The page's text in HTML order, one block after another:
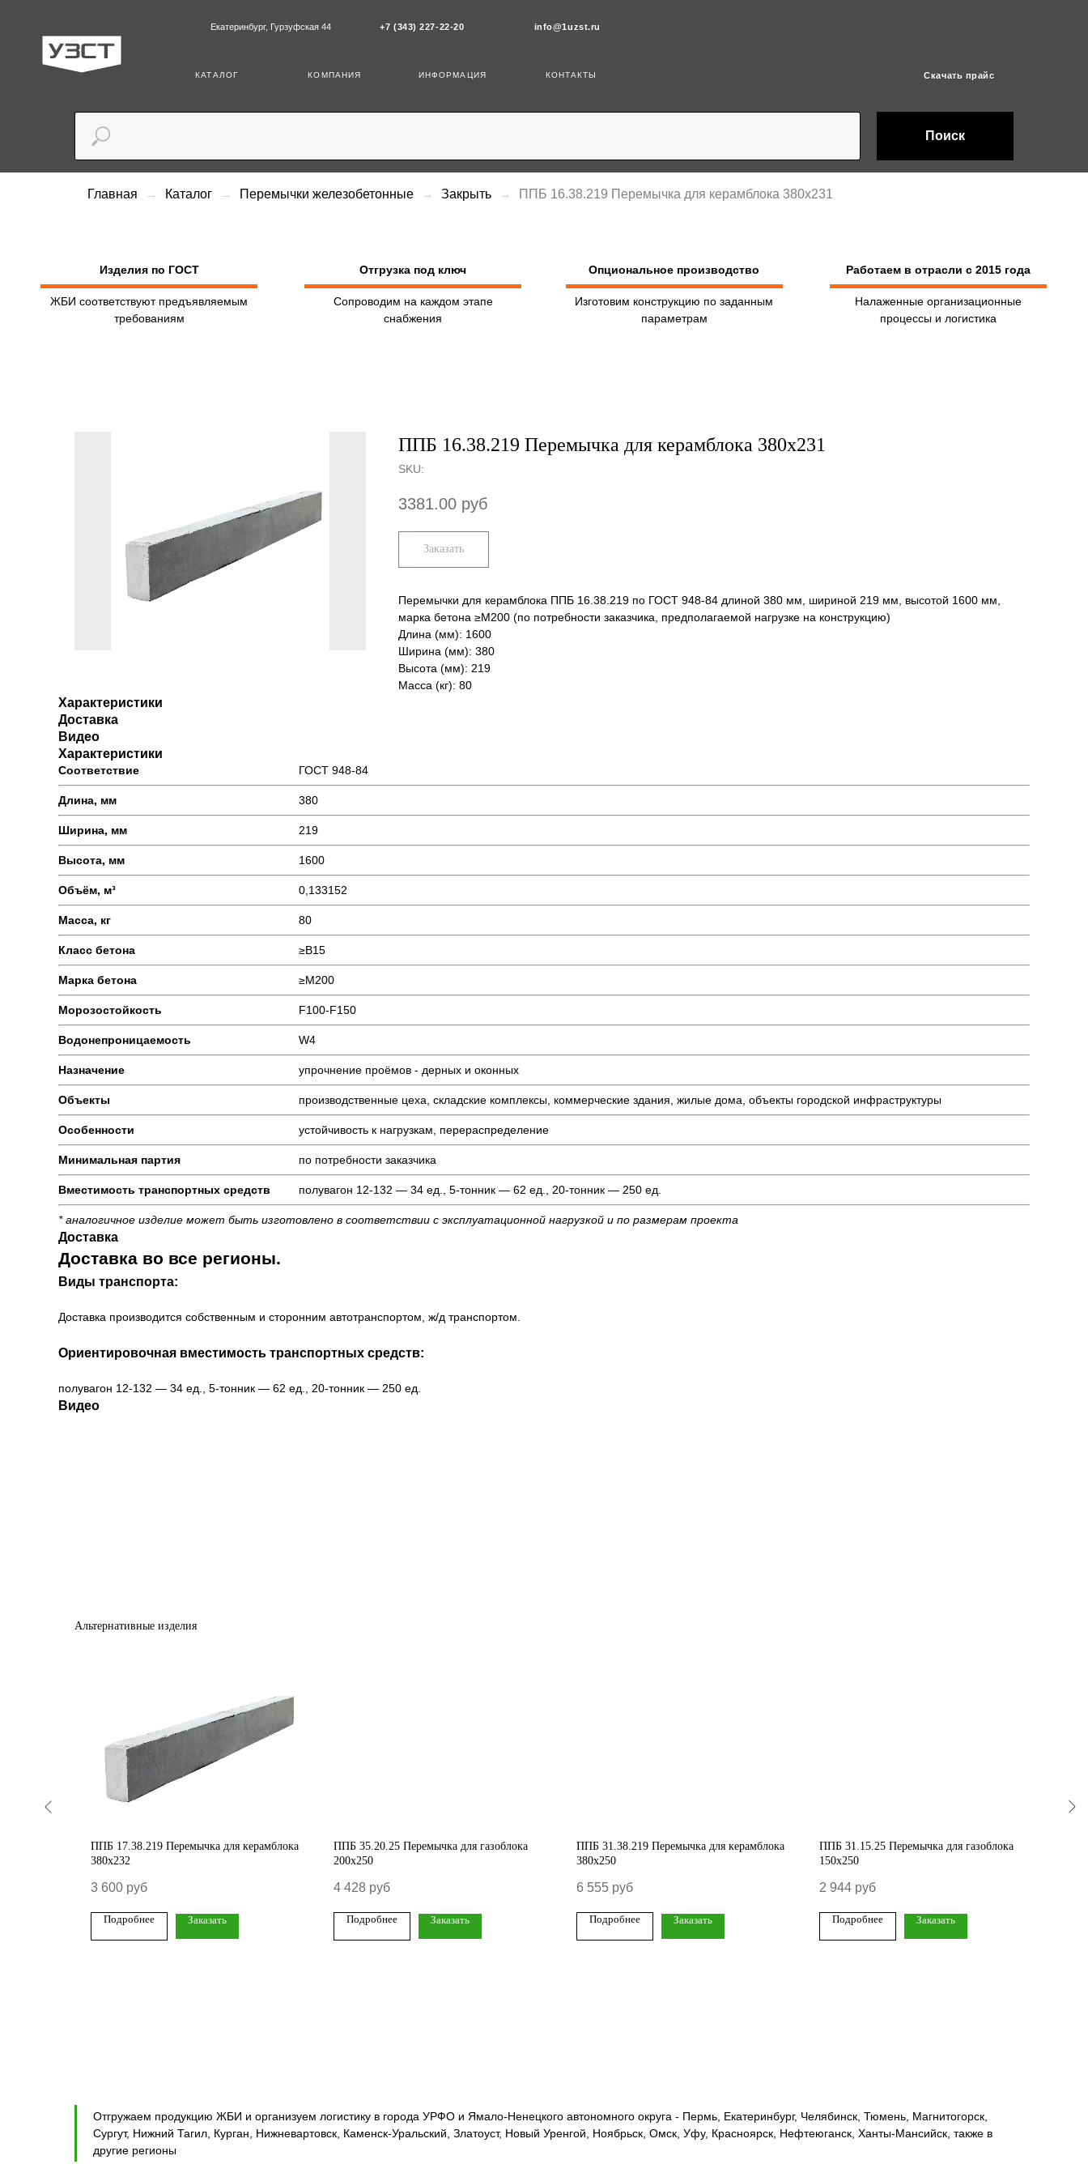
Екатеринбург, Гурзуфская 44 +7 (343) 227-22-20 info@1uzst.ru
Поиск
Главная Каталог Перемычки железобетонные Закрыть ППБ 16.38.219 Перемычка для керамблока 380х231
Изделия по ГОСТ
ЖБИ соответствуют предъявляемым
требованиям
Изготовим конструкцию по заданным
параметрам
Опциональное производство
Отгрузка под ключ
Сопроводим на каждом этапе
снабжения
Налаженные организационные
процессы и логистика
Работаем в отрасли с 2015 года
ППБ 16.38.219 Перемычка для керамблока 380х231
SKU:
3381.00 руб
Заказать
Перемычки для керамблока ППБ 16.38.219 по ГОСТ 948-84 длиной 380 мм, шириной 219 мм, высотой 1600 мм,
марка бетона ≥М200 (по потребности заказчика, предполагаемой нагрузке на конструкцию)
Длина (мм): 1600
Ширина (мм): 380
Высота (мм): 219
Масса (кг): 80
Характеристики
Доставка
Видео
Характеристики
Соответствие ГОСТ 948-84
Длина, мм 380
Ширина, мм 219
Высота, мм 1600
Объём, м³ 0,133152
Масса, кг 80
Класс бетона ≥В15
Марка бетона ≥М200
Морозостойкость F100-F150
Водонепроницаемость W4
Назначение упрочнение проёмов - дерных и оконных
Объекты производственные цеха, складские комплексы, коммерческие здания, жилые дома, объекты городской инфраструктуры
Особенности устойчивость к нагрузкам, перераспределение
Минимальная партия по потребности заказчика
Вместимость транспортных средств полувагон 12-132 — 34 ед., 5-тонник — 62 ед., 20-тонник — 250 ед.
* аналогичное изделие может быть изготовлено в соответствии с эксплуатационной нагрузкой и по размерам проекта
Доставка
Доставка во все регионы.
Виды транспорта:
Доставка производится собственным и сторонним автотранспортом, ж/д транспортом.
Ориентировочная вместимость транспортных средств:
полувагон 12-132 — 34 ед., 5-тонник — 62 ед., 20-тонник — 250 ед.
Видео
Альтернативные изделия
ППБ 17.38.219 Перемычка для керамблока
380х232
3 600 руб
Подробнее Заказать
ППБ 35.20.25 Перемычка для газоблока
200х250
4 428 руб
Подробнее Заказать
ППБ 31.38.219 Перемычка для керамблока
380х250
6 555 руб
Подробнее Заказать
ППБ 31.15.25 Перемычка для газоблока
150х250
2 944 руб
Подробнее Заказать
Отгружаем продукцию ЖБИ и организуем логистику в города УРФО и Ямало-Ненецкого автономного округа - Пермь, Екатеринбург, Челябинск, Тюмень, Магнитогорск,
Сургут, Нижний Тагил, Курган, Нижневартовск, Каменск-Уральский, Златоуст, Новый Уренгой, Ноябрьск, Омск, Уфу, Красноярск, Нефтеюганск, Ханты-Мансийск, также в
другие регионы